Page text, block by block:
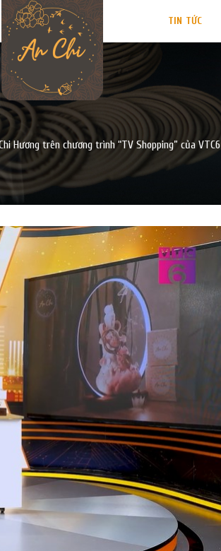
TIN TỨC
Hương trên chương trình “TV Shopping” của VTC6